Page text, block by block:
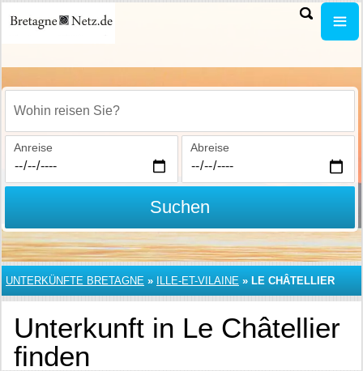
Wohin reisen Sie?
Anreise Abreise
Suchen
UNTERKÜNFTE BRETAGNE » ILLE-ET-VILAINE » LE CHÂTELLIER
Unterkunft in Le Châtellier
finden